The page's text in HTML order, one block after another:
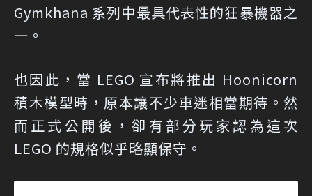
Gymkhana 系列中最具代表性的狂暴機器之
一。
也因此，當 LEGO 宣布將推出 Hoonicorn
積木模型時，原本讓不少車迷相當期待。然
而正式公開後，卻有部分玩家認為這次
LEGO 的規格似乎略顯保守。